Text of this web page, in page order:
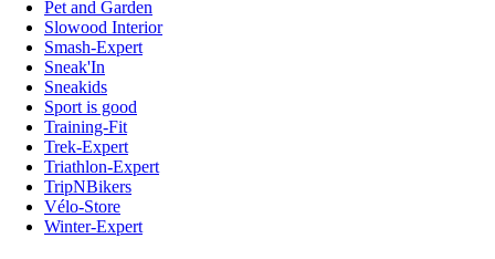
Pet and Garden
Slowood Interior
Smash-Expert
Sneak'In
Sneakids
Sport is good
Training-Fit
Trek-Expert
Triathlon-Expert
TripNBikers
Vélo-Store
Winter-Expert